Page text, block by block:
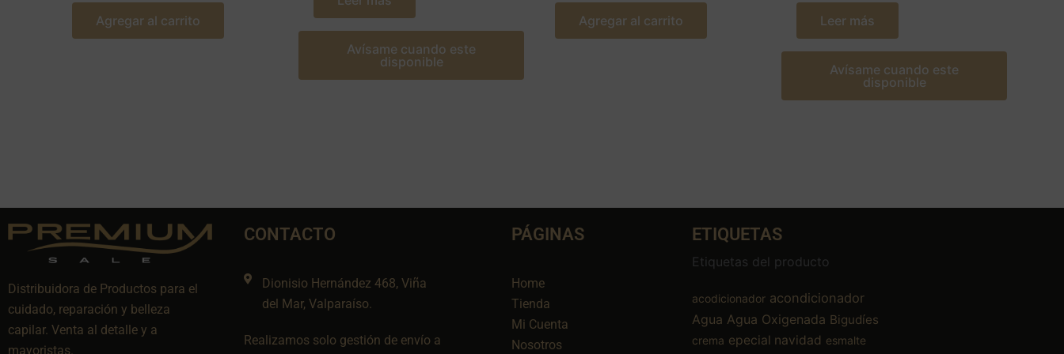
Agregar al carrito
Avísame cuando este
disponible
Agregar al carrito Leer más
Avísame cuando este
disponible
Distribuidora de Productos para el
cuidado, reparación y belleza
capilar. Venta al detalle y a
mayoristas.
CONTACTO
Dionisio Hernández 468, Viña
del Mar, Valparaíso.
Realizamos solo gestión de envío a
PÁGINAS
Home
Tienda
Mi Cuenta
Nosotros
ETIQUETAS
Etiquetas del producto
acodicionador acondicionador
Agua Agua Oxigenada Bigudíes
crema epecial navidad esmalte